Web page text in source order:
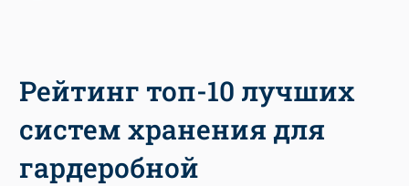
Рейтинг топ-10 лучших
систем хранения для
гардеробной